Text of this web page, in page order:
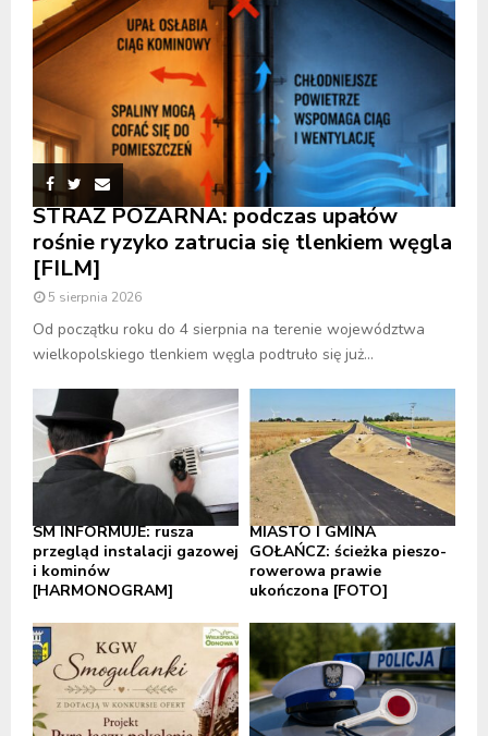
STRAŻ POŻARNA: podczas upałów
rośnie ryzyko zatrucia się tlenkiem węgla
[FILM]
5 sierpnia 2026
Od początku roku do 4 sierpnia na terenie województwa
wielkopolskiego tlenkiem węgla podtruło się już...
SM INFORMUJE: rusza
przegląd instalacji gazowej
i kominów
[HARMONOGRAM]
MIASTO I GMINA
GOŁAŃCZ: ścieżka pieszo-
rowerowa prawie
ukończona [FOTO]